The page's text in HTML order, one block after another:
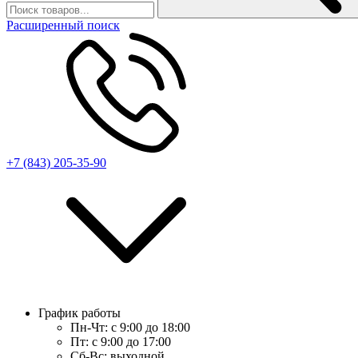
Расширенный поиск
+7 (843) 205-35-90
График работы
Пн-Чт: с 9:00 до 18:00
Пт: с 9:00 до 17:00